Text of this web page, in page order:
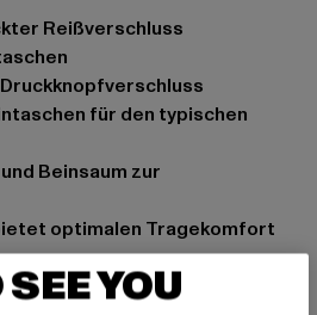
Reißverschluss
Druckknopfverschluss
optimalen Tragekomfort
YOU